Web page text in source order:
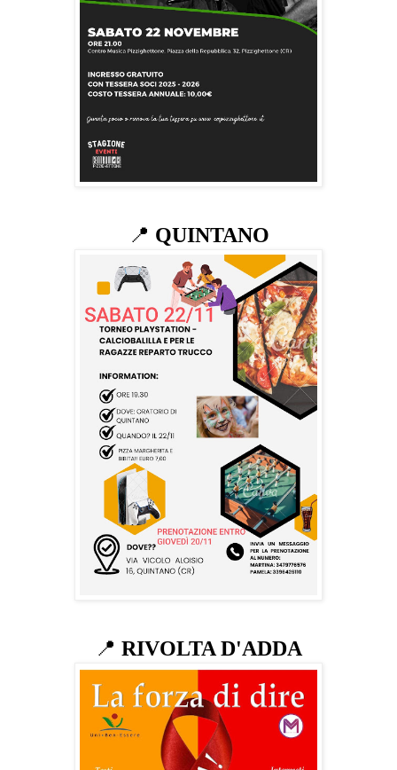
📍 QUINTANO
📍 RIVOLTA D'ADDA